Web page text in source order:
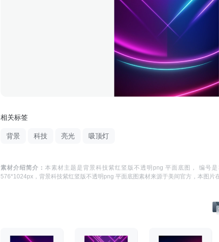
相关标签
背景 科技 亮光 吸顶灯
素材介绍简介：本素材主题是背景科技紫红竖版不透明png 平面底图 ， 编号是
576*1024px， 背景科技紫红竖版不透明png 平面底图素材来源于美间官方 ，本图片